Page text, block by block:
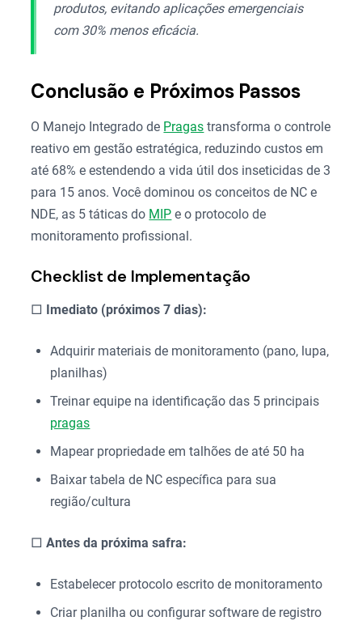
produtos, evitando aplicações emergenciais
com 30% menos eficácia.
Conclusão e Próximos Passos
O Manejo Integrado de Pragas transforma o controle
reativo em gestão estratégica, reduzindo custos em
até 68% e estendendo a vida útil dos inseticidas de 3
para 15 anos. Você dominou os conceitos de NC e
NDE, as 5 táticas do MIP e o protocolo de
monitoramento profissional.
Checklist de Implementação
□ Imediato (próximos 7 dias):
Adquirir materiais de monitoramento (pano, lupa,
planilhas)
Treinar equipe na identificação das 5 principais
pragas
Mapear propriedade em talhões de até 50 ha
Baixar tabela de NC específica para sua
região/cultura
□Antes da próxima safra:
Estabelecer protocolo escrito de monitoramento
Criar planilha ou configurar software de registro